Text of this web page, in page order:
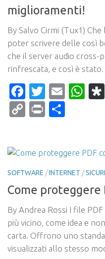
miglioramenti!
By Salvo Cirmi (Tux1)
poter scrivere delle così
che il server audio cross-
rinfrescata, e così è stato.
Facebook
Twitter
Email
CopyPrint
SOFTWARE /INTERNET /
Come proteggere
By Andrea Rossi I file
più vicino, come idea e
carta. Offrono uno
visualizzati allo stesso